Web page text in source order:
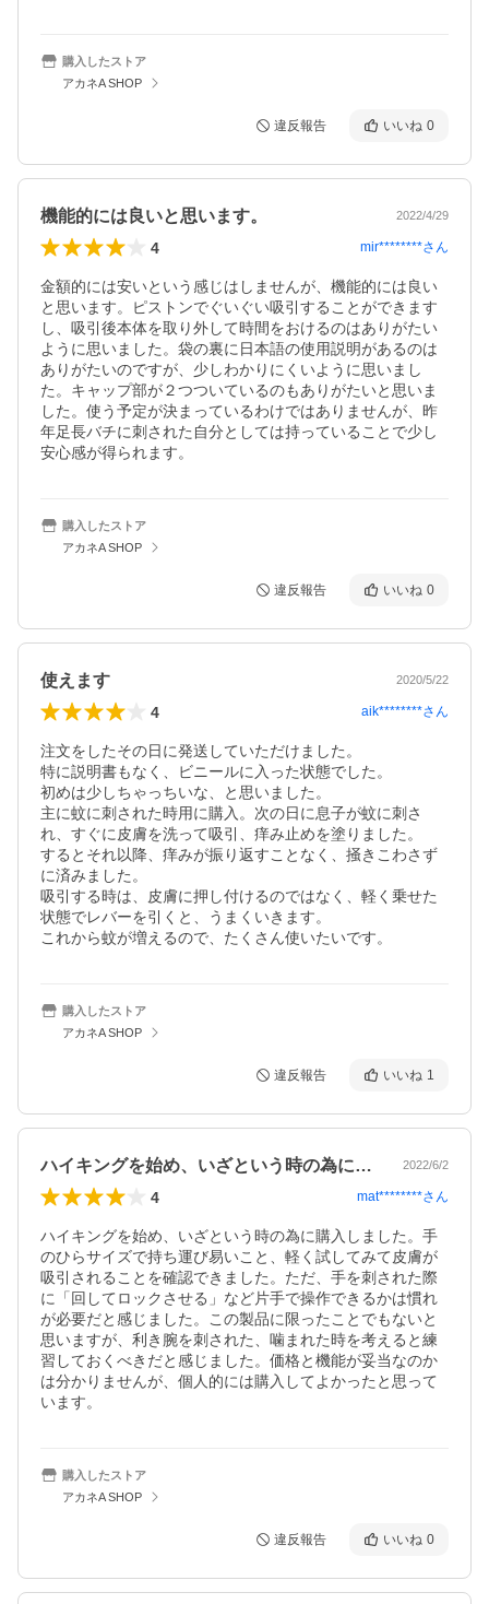
購入したストア
アカネA SHOP
違反報告 いいね 0
機能的には良いと思います。 2022/4/29
4 mir********さん
金額的には安いという感じはしませんが、機能的には良い
と思います。ピストンでぐいぐい吸引することができます
し、吸引後本体を取り外して時間をおけるのはありがたい
ように思いました。袋の裏に日本語の使用説明があるのは
ありがたいのですが、少しわかりにくいように思いまし
た。キャップ部が２つついているのもありがたいと思いま
した。使う予定が決まっているわけではありませんが、昨
年足長バチに刺された自分としては持っていることで少し
安心感が得られます。
購入したストア
アカネA SHOP
違反報告 いいね 0
使えます 2020/5/22
4 aik********さん
注文をしたその日に発送していただけました。
特に説明書もなく、ビニールに入った状態でした。
初めは少しちゃっちいな、と思いました。
主に蚊に刺された時用に購入。次の日に息子が蚊に刺さ
れ、すぐに皮膚を洗って吸引、痒み止めを塗りました。
するとそれ以降、痒みが振り返すことなく、掻きこわさず
に済みました。
吸引する時は、皮膚に押し付けるのではなく、軽く乗せた
状態でレバーを引くと、うまくいきます。
これから蚊が増えるので、たくさん使いたいです。
購入したストア
アカネA SHOP
違反報告 いいね 1
ハイキングを始め、いざという時の為に購… 2022/6/2
4 mat********さん
ハイキングを始め、いざという時の為に購入しました。手
のひらサイズで持ち運び易いこと、軽く試してみて皮膚が
吸引されることを確認できました。ただ、手を刺された際
に「回してロックさせる」など片手で操作できるかは慣れ
が必要だと感じました。この製品に限ったことでもないと
思いますが、利き腕を刺された、噛まれた時を考えると練
習しておくべきだと感じました。価格と機能が妥当なのか
は分かりませんが、個人的には購入してよかったと思って
います。
購入したストア
アカネA SHOP
違反報告 いいね 0